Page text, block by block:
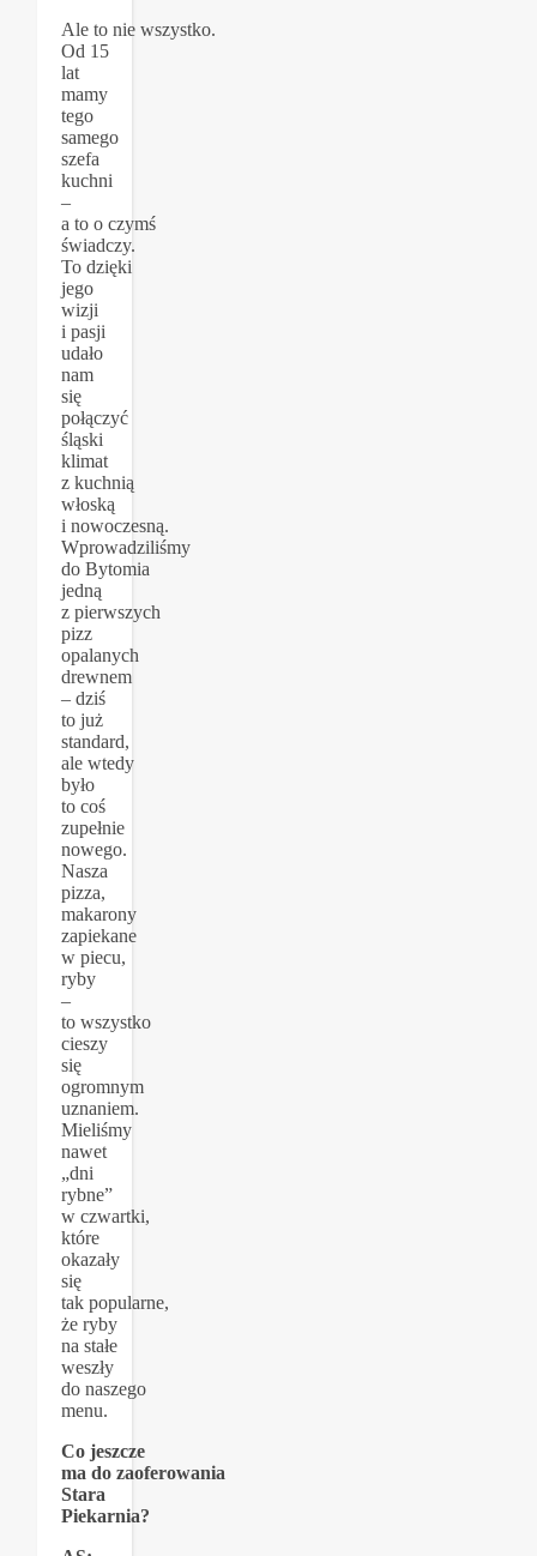
Ale to nie wszystko.
Od 15
lat
mamy
tego
samego
szefa
kuchni
–
a to o czymś
świadczy.
To dzięki
jego
wizji
i pasji
udało
nam
się
połączyć
śląski
klimat
z kuchnią
włoską
i nowoczesną.
Wprowadziliśmy
do Bytomia
jedną
z pierwszych
pizz
opalanych
drewnem
– dziś
to już
standard,
ale wtedy
było
to coś
zupełnie
nowego.
Nasza
pizza,
makarony
zapiekane
w piecu,
ryby
–
to wszystko
cieszy
się
ogromnym
uznaniem.
Mieliśmy
nawet
„dni
rybne”
w czwartki,
które
okazały
się
tak popularne,
że ryby
na stałe
weszły
do naszego
menu.
Co jeszcze
ma do zaoferowania
Stara
Piekarnia?